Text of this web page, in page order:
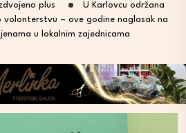
plus
U Karlovcu održana
volonterstvu – ove godine naglasak na
u lokalnim zajednicama